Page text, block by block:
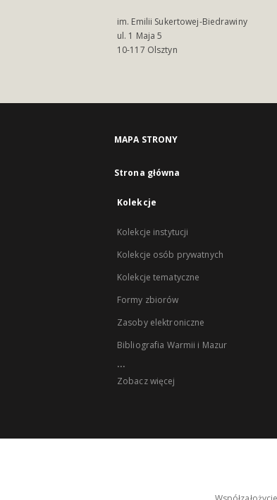
im. Emilii Sukertowej-Biedrawiny
ul. 1 Maja 5
10-117 Olsztyn
MAPA STRONY
Strona główna
Kolekcje
Kolekcje instytucji
Kolekcje osób prywatnych
Kolekcje tematyczne
Formy zbiorów
Zasoby elektroniczne
Bibliografia Warmii i Mazur
...
Zobacz więcej